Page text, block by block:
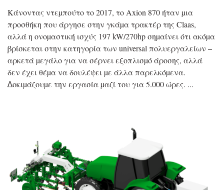
Κάνοντας ντεµπούτο το 2017, το Axion 870 ήταν µια
προσθήκη που άργησε στην γκάµα τρακτέρ της Claas,
αλλά η ονοµαστική ισχύς 197 kW/270hp σηµαίνει ότι ακόµα
βρίσκεται στην κατηγορία των universal πολυεργαλείων –
αρκετά µεγάλο για να σέρνει εξοπλισµό άροσης, αλλά
δεν έχει θέµα να δουλέψει µε άλλα παρελκόµενα.
∆οκιµάζουµε την εργασία µαζί του για 5.000 ώρες.